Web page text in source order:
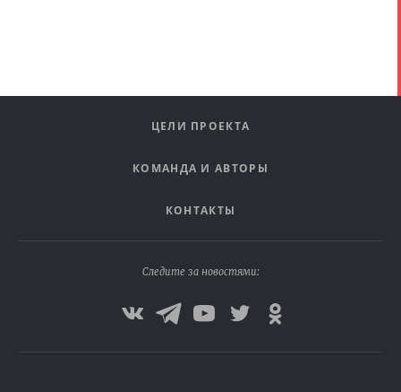
ЦЕЛИ ПРОЕКТА
КОМАНДА И АВТОРЫ
КОНТАКТЫ
Следите за новостями: